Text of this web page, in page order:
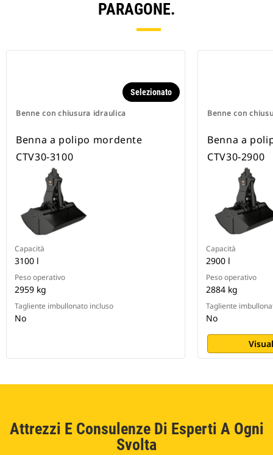
PARAGONE.
Benne con chiusura idraulica
Selezionato
Benna a polipo mordente
CTV30-3100
Capacità
3100 l
Peso operativo
2959 kg
Tagliente imbullonato incluso
No
Benne con
Benna a
CTV30-2900
Capacità
2900 l
Peso operativo
2884 kg
Tagliente
No
Attrezzi E Consulenze Di Esperti A Ogni
Svolta